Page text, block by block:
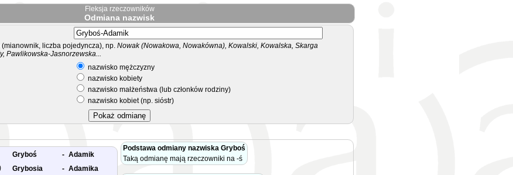
Fleksja rzeczowników
Odmiana nazwisk
liczba pojedyncza), np. Nowak (Nowakowa, Nowakówna), Kowalski, Kowalska, Skarga
Pawlikowska-Jasnorzewska...
nazwisko mężczyzny
nazwisko kobiety
nazwisko małżeństwa (lub członków rodziny)
nazwisko kobiet (np. sióstr)
Gryboś - Adamik
Grybosia - Adamika
Podstawa odmiany nazwiska Gryboś
Taką odmianę mają rzeczowniki na -ś